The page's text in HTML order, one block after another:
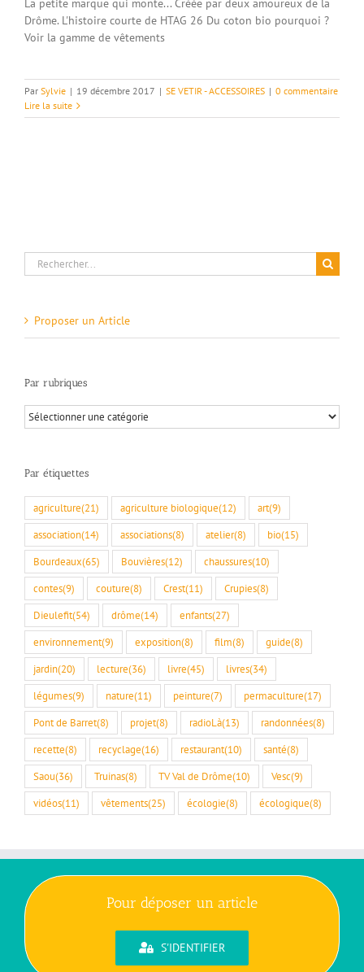
La petite marque qui monte... Créée par deux amoureux de la
Drôme. L'histoire courte de HTAG 26 Du coton bio pourquoi ?
Voir la gamme de vêtements
Par Sylvie | 19 décembre 2017 | SE VETIR - ACCESSOIRES | 0 commentaire
Lire la suite
Rechercher:
Proposer un Article
Par rubriques
Par
rubriques
Par étiquettes
agriculture(21) agriculture biologique(12) art(9)
association(14) associations(8) atelier(8) bio(15)
Bourdeaux(65) Bouvières(12) chaussures(10)
contes(9) couture(8) Crest(11) Crupies(8)
Dieulefit(54) drôme(14) enfants(27)
environnement(9) exposition(8) film(8) guide(8)
jardin(20) lecture(36) livre(45) livres(34)
légumes(9) nature(11) peinture(7) permaculture(17)
Pont de Barret(8) projet(8) radioLà(13) randonnées(8)
recette(8) recyclage(16) restaurant(10) santé(8)
Saou(36) Truinas(8) TV Val de Drôme(10) Vesc(9)
vidéos(11) vêtements(25) écologie(8) écologique(8)
Pour déposer un article
S'IDENTIFIER